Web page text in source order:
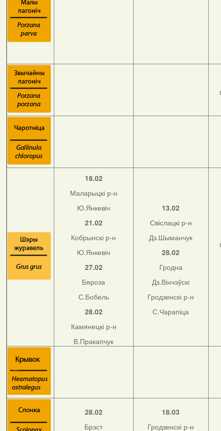
18.02
Маларыцкі р-н
Ю.Янкевіч
21.02
Кобрынскі р-н
Ю.Янкевіч
27.02
Бяроза
С.Бобель
28.02
Камянецкі р-н
В.Пракапчук
13.02
Свіслацкі р-н
Дз.Шыманчук
28.02
Гродна
Дз.Вінчэўскі
Гродзенскі р-н
С.Чарапіца
28.02
Брэст
18.03
Гродзенскі р-н